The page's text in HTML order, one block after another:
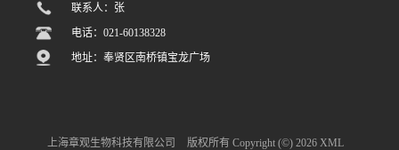
联系人：张
电话：021-60138328
地址：奉贤区南桥镇宝龙广场
上海章观生物科技有限公司 版权所有 Copyright (©) 2026 XML